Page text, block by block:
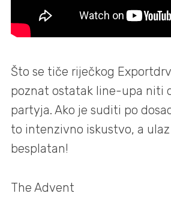
Što se tiče riječkog
poznat ostatak line-upa niti
partyja. Ako je suditi po
to intenzivno iskustvo, a
besplatan!
The Advent